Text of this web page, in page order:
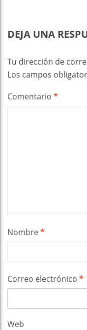
DEJA UNA
Tu dirección de
Los campos
Comentario *
Nombre*
Correo electrónico *
Web